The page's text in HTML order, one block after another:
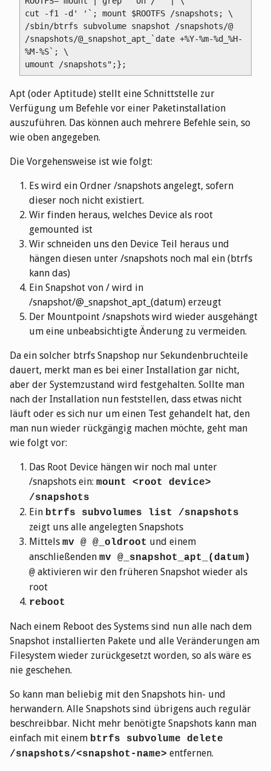
cut -f1 -d' '`; mount $ROOTFS /snapshots; \
/sbin/btrfs subvolume snapshot /snapshots/@
/snapshots/@_snapshot_apt_`date +%Y-%m-%d_%H-
%M-%S`; \
Apt (oder Aptitude) stellt eine Schnittstelle zur
Verfügung um Befehle vor einer Paketinstallation
auszuführen. Das können auch mehrere Befehle sein, so
wie oben angegeben.
Die Vorgehensweise ist wie folgt:
Es wird ein Ordner /snapshots angelegt, sofern
dieser noch nicht existiert.
Wir finden heraus, welches Device als root
gemounted ist
Wir schneiden uns den Device Teil heraus und
hängen diesen unter /snapshots noch mal ein (btrfs
kann das)
Ein Snapshot von / wird in
/snapshot/@_snapshot_apt_(datum) erzeugt
Der Mountpoint /snapshots wird wieder ausgehängt
um eine unbeabsichtigte Änderung zu vermeiden.
Da ein solcher btrfs Snapshop nur Sekundenbruchteile
dauert, merkt man es bei einer Installation gar nicht,
aber der Systemzustand wird festgehalten. Sollte man
nach der Installation nun feststellen, dass etwas nicht
läuft oder es sich nur um einen Test gehandelt hat, den
man nun wieder rückgängig machen möchte, geht man
wie folgt vor:
Das Root Device hängen wir noch mal unter
/snapshots ein: mount <root device>
/snapshots
Ein btrfs subvolumes list /snapshots
zeigt uns alle angelegten Snapshots
Mittels mv @ @_oldroot und einem
anschließenden mv @_snapshot_apt_(datum)
@ aktivieren wir den früheren Snapshot wieder als
root
reboot
Nach einem Reboot des Systems sind nun alle nach dem
Snapshot installierten Pakete und alle Veränderungen am
Filesystem wieder zurückgesetzt worden, so als wäre es
nie geschehen.
So kann man beliebig mit den Snapshots hin- und
herwandern. Alle Snapshots sind übrigens auch regulär
beschreibbar. Nicht mehr benötigte Snapshots kann man
einfach mit einem btrfs subvolume delete
/snapshots/<snapshot-name> entfernen.